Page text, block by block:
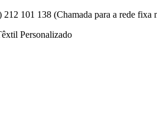
212 101 138 (Chamada para a rede fixa
Personalizado